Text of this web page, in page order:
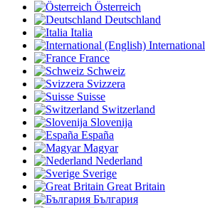
Österreich
Deutschland
Italia
France
Schweiz
Svizzera
Suisse
Switzerland
Slovenija
España
Magyar
Nederland
Sverige
Great Britain
България